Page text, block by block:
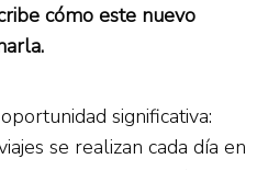
cómo este nuevo
significativa:
se realizan cada día en